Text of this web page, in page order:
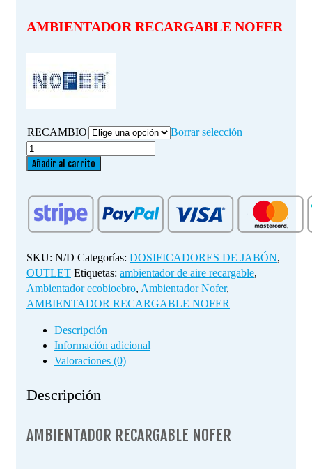
precios:
hasta
13.50 €
AMBIENTADOR RECARGABLE NOFER
RECAMBIO
Borrar selección
AMBIENTADOR
RECARGABLE
cantidad
Añadir al carrito
SKU: N/D Categorías: DOSIFICADORES DE JABÓN,
OUTLET Etiquetas: ambientador de aire recargable,
Ambientador ecobioebro, Ambientador Nofer,
AMBIENTADOR RECARGABLE NOFER
Descripción
Información adicional
Valoraciones (0)
Descripción
AMBIENTADOR RECARGABLE NOFER